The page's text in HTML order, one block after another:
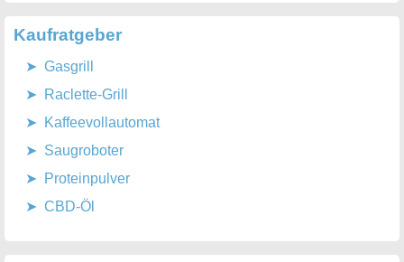
Kaufratgeber
Gasgrill
Raclette-Grill
Kaffeevollautomat
Saugroboter
Proteinpulver
CBD-Öl